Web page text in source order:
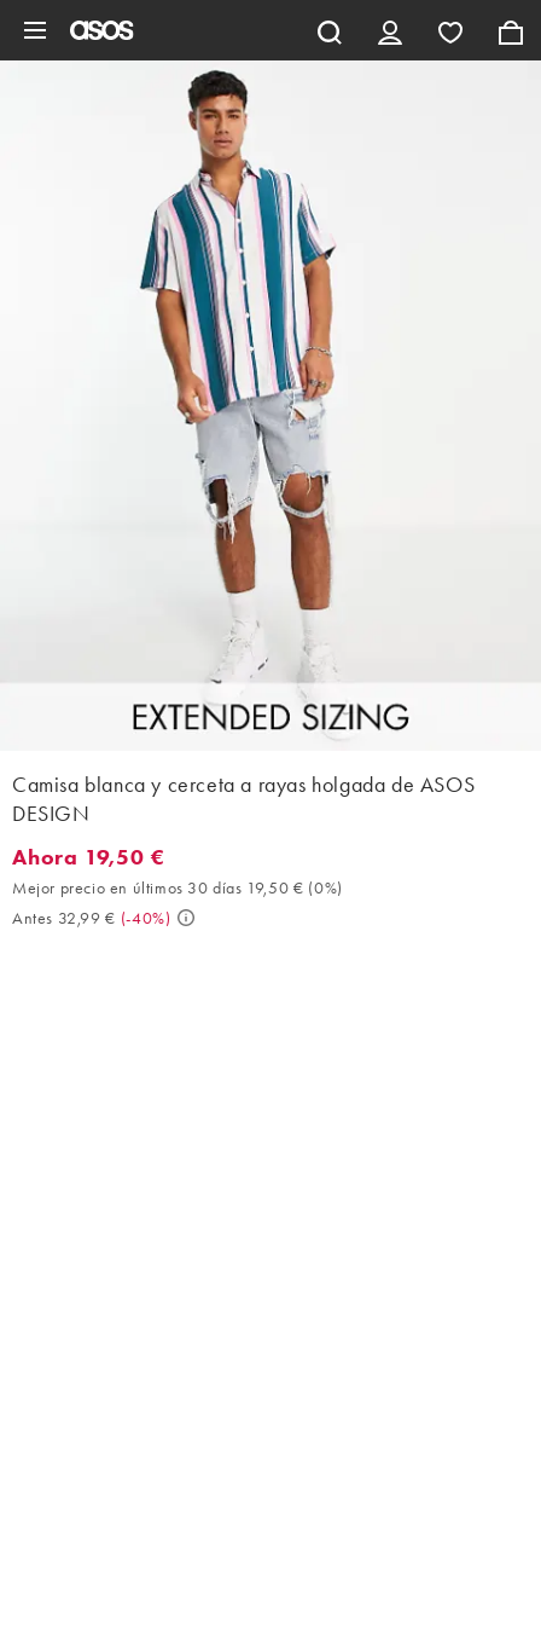
Camisa blanca y cerceta a rayas holgada de ASOS
DESIGN
Ahora 19,50 €. Mejor precio en últimos 30 días 19,50 € (0%).
Ahora 19,50 €
Mejor precio en últimos 30 días 19,50 € (0%)
Antes 32,99 € (-40%)